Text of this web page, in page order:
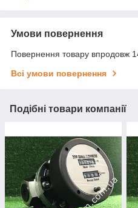
Умови повернення
Повернення товару впродовж
Всі умови повернення
Подібні товари компанії